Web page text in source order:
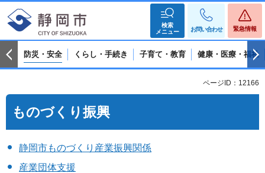
検索
メニュー
お問い合わせ 緊急情報
防災・安全 くらし・手続き 子育て・教育 健康・医療・福祉
ページID：12166
ものづくり振興
静岡市ものづくり産業振興関係
産業団体支援